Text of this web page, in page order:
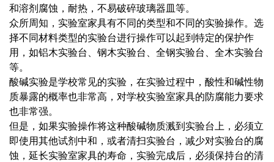
和溶剂腐蚀，耐热，不易破碎玻璃器皿等。
众所周知，实验室家具有不同的类型和不同的实验操作。选
择不同材料类型的实验台进行操作可以起到特定的保护作
用，如铝木实验台、钢木实验台、全钢实验台、全木实验台
等。
酸碱实验是学校常见的实验，在实验过程中，酸性和碱性物
质暴露的概率也非常高，对学校实验室家具的防腐能力要求
也非常强。
但是，如果实验操作将这种酸碱物质溅到实验台上，必须立
即使用其他试剂中和，或者清扫实验台，减少对实验台的腐
蚀，延长实验室家具的寿命，实验完成后，必须保持台的清